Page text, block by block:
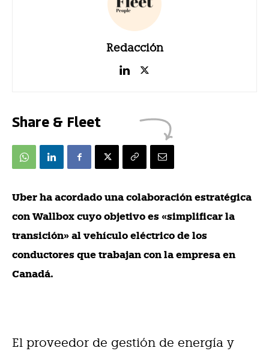
Redacción
Share & Fleet
Uber ha acordado una colaboración estratégica
con Wallbox cuyo objetivo es «simplificar la
transición» al vehículo eléctrico de los
conductores que trabajan con la empresa en
Canadá.
El proveedor de gestión de energía y